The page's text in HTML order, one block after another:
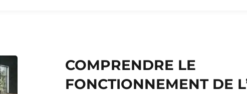
COMPRENDRE LE
FONCTIONNEMENT DE